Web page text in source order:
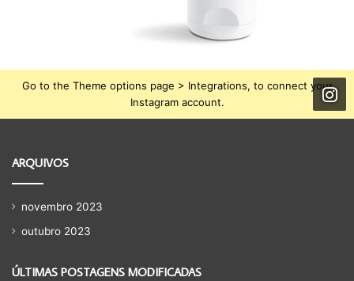
Go to the Theme options page > Integrations, to connect your
Instagram account.
ARQUIVOS
novembro 2023
outubro 2023
ÚLTIMAS POSTAGENS MODIFICADAS